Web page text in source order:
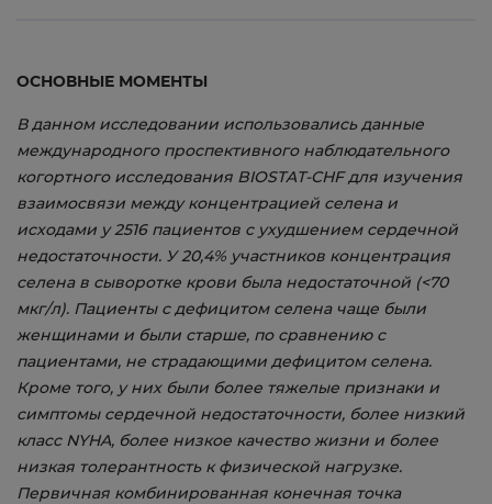
ОСНОВНЫЕ МОМЕНТЫ
В данном исследовании использовались данные
международного проспективного наблюдательного
когортного исследования BIOSTAT-CHF для изучения
взаимосвязи между концентрацией селена и
исходами у 2516 пациентов с ухудшением сердечной
недостаточности. У 20,4% участников концентрация
селена в сыворотке крови была недостаточной (<70
мкг/л). Пациенты с дефицитом селена чаще были
женщинами и были старше, по сравнению с
пациентами, не страдающими дефицитом селена.
Кроме того, у них были более тяжелые признаки и
симптомы сердечной недостаточности, более низкий
класс NYHA, более низкое качество жизни и более
низкая толерантность к физической нагрузке.
Первичная комбинированная конечная точка